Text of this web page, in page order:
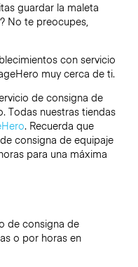
guardar la maleta
No te preocupes,
con servicio
muy cerca de ti.
de consigna de
Todas nuestras tiendas
. Recuerda que
consigna de equipaje
para una máxima
de consigna de
o por horas en